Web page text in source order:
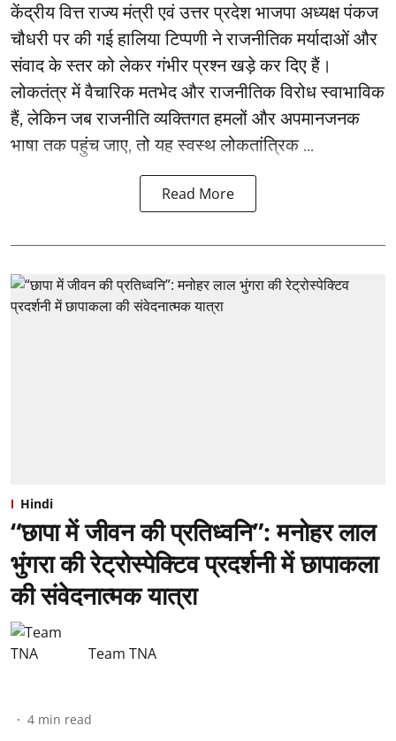
केंद्रीय वित्त राज्य मंत्री एवं उत्तर प्रदेश भाजपा अध्यक्ष पंकज
चौधरी पर की गई हालिया टिप्पणी ने राजनीतिक मर्यादाओं और
संवाद के स्तर को लेकर गंभीर प्रश्न खड़े कर दिए हैं।
लोकतंत्र में वैचारिक मतभेद और राजनीतिक विरोध स्वाभाविक
हैं, लेकिन जब राजनीति व्यक्तिगत हमलों और अपमानजनक
भाषा तक पहुंच जाए, तो यह स्वस्थ लोकतांत्रिक ...
Read More
Hindi
“छापा में जीवन की प्रतिध्वनि”: ⁠मनोहर लाल
भुंगरा की रेट्रोस्पेक्टिव प्रदर्शनी में छापाकला
की संवेदनात्मक यात्रा
Team TNA
4 min read